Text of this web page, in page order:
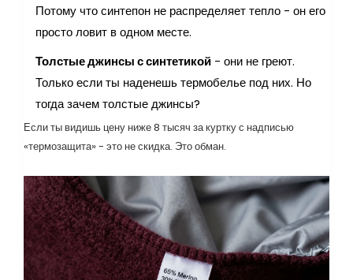
Потому что синтепон не распределяет тепло - он его
просто ловит в одном месте.
Толстые джинсы с синтетикой - они не греют.
Только если ты наденешь термобелье под них. Но
тогда зачем толстые джинсы?
Если ты видишь цену ниже 8 тысяч за куртку с надписью
«термозащита» - это не скидка. Это обман.